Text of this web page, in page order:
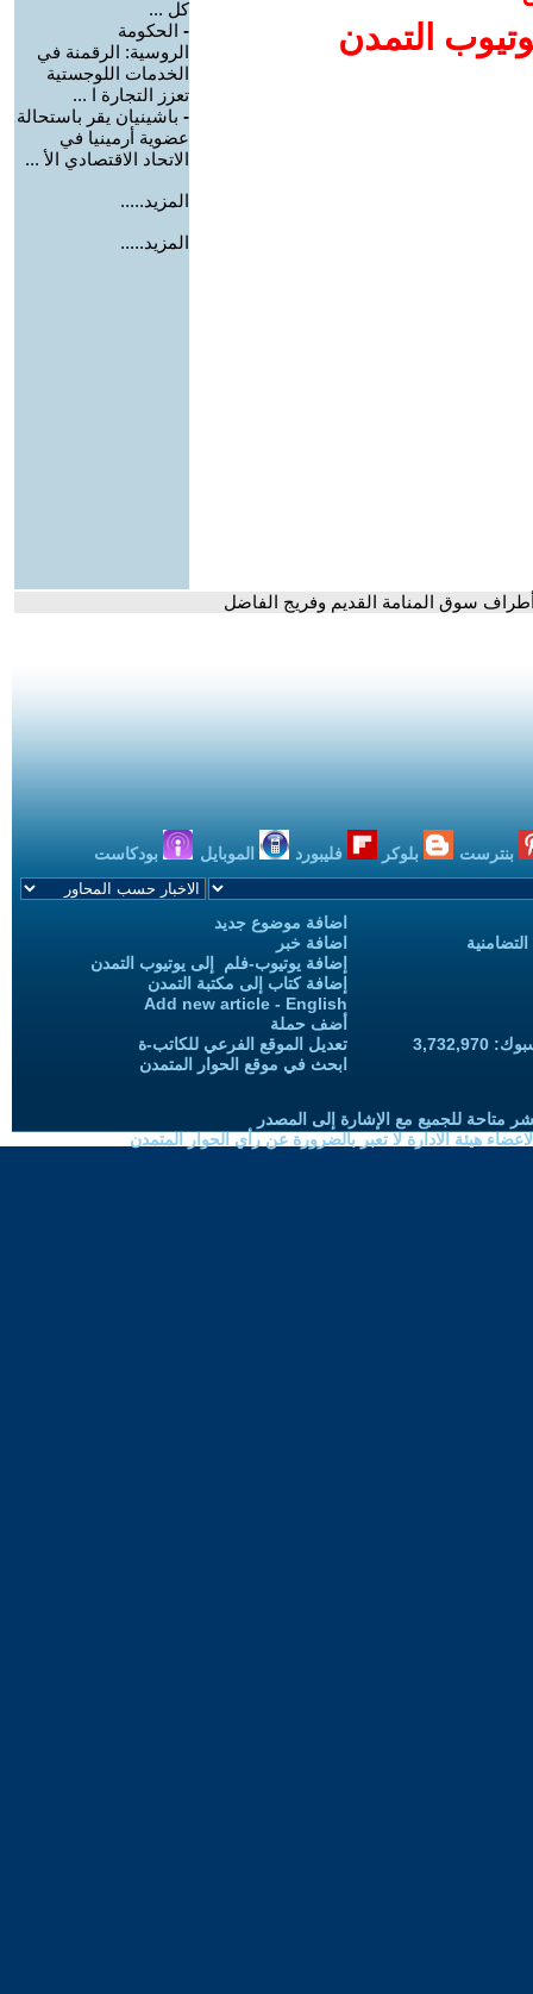
التمدن
كل ...
- الحكومة
الروسية: الرقمنة في
الخدمات اللوجستية
تعزز التجارة ا ...
- باشينيان يقر باستحالة
عضوية أرمينيا في
الاتحاد الاقتصادي الأ ...
المزيد.....
المزيد.....
سوق المنامة القديم وفريج الفاضل
بنترست بلوكر فليبورد الموبايل بودكاست
اضافة موضوع جديد
اضافة خبر
إضافة يوتيوب-فلم إلى يوتيوب التمدن
إضافة كتاب إلى مكتبة التمدن
Add new article - English
أضف حملة
تعديل الموقع الفرعي للكاتب-ة
ابحث في موقع الحوار المتمدن
متاحة للجميع مع الإشارة إلى المصدر
هيئة الادارة لا تعبر بالضرورة عن رأي الحوار المتمدن